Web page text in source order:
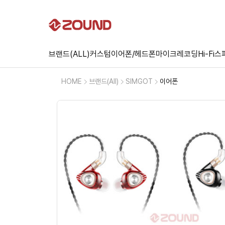
브랜드(ALL)커스텀이어폰/헤드폰마이크레코딩Hi-Fi스
HOME 브랜드(All) SIMGOT 이어폰